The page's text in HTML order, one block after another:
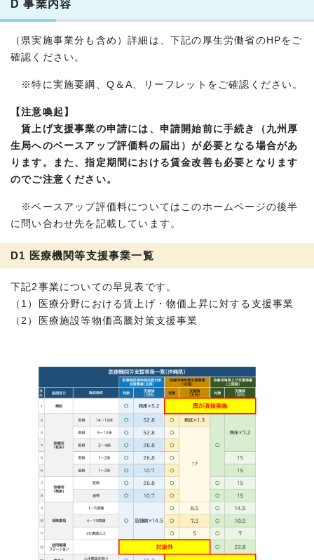
D 事業内容
（県実施事業分も含め）詳細は、下記の厚生労働省のHPをご
確認ください。
※特に実施要綱、Q＆A、リーフレットをご確認ください。
【注意喚起】
賃上げ支援事業の申請には、申請開始前に手続き（九州厚
生局へのベースアップ評価料の届出）が必要となる場合があ
ります。また、指定期間における賃金改善も必要となります
のでご注意ください。
※ベースアップ評価料についてはこのホームページの後半
に問い合わせ先を記載しています。
D1 医療機関等支援事業一覧
下記2事業についての早見表です。
（1）医療分野における賃上げ・物価上昇に対する支援事業
（2）医療施設等物価高騰対策支援事業